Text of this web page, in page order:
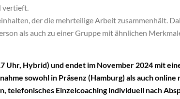
vertieft.
der die mehrteilige Arbeit zusammenhält.
als auch zu einer Gruppe mit ähnlichen
Uhr, Hybrid) und endet im November 2024 mit
sowohl in Präsenz (Hamburg) als auch online
telefonisches Einzelcoaching individuell nach